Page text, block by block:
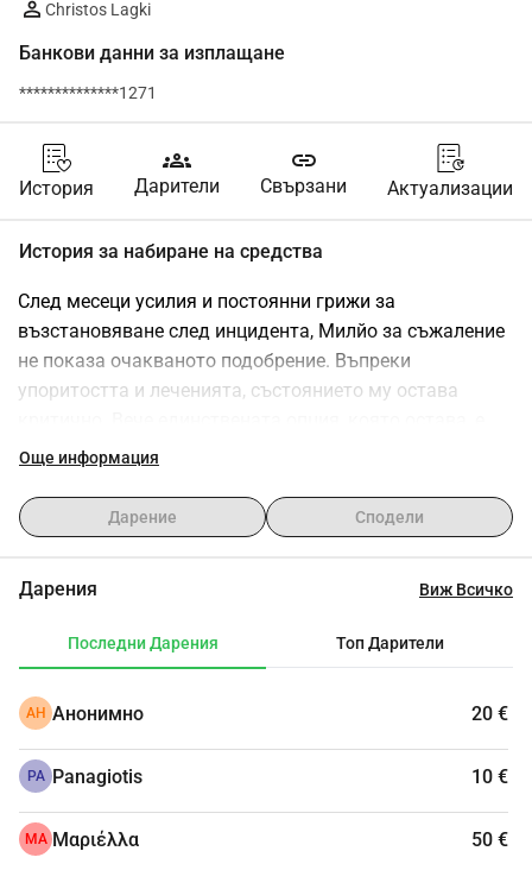
Christos Lagki
Банкови данни за изплащане
**************1271
История
groups
Дарители
link
Свързани Актуализации
История за набиране на средства
След месеци усилия и постоянни грижи за
възстановяване след инцидента, Милйо за съжаление
не показа очакваното подобрение. Въпреки
упоритостта и леченията, състоянието му остава
ампутацията, за да може да има по-добро качество на
за операцията и възстановяването на Милйо. Всяко
малко дарение прави разлика!
Още информация
Дарение Сподели
Дарения Виж Всичко
Последни Дарения Топ Дарители
АН Анонимно 20 €
PA Panagiotis 10 €
ΜΑ Μαριέλλα 50 €